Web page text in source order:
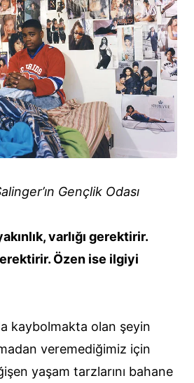
Gençlik Odası
varlığı gerektirir.
Özen ise ilgiyi
kaybolmakta olan şeyin
veremediğimiz için
yaşam tarzlarını bahane